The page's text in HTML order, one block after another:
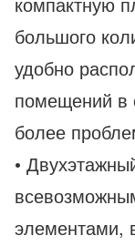
большого
удобно
помещений в
более
•
элементами,